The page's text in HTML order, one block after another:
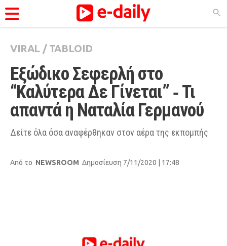
ΚΑΤΗΓΟΡΊΕΣ
Ειδήσεις
Θέματα
Videos
Podcasts
Life
VIRAL / TABLOID
Εξώδικο Σεφερλή στο
“Καλύτερα Δε Γίνεται” ‑ Τι
απαντά η Ναταλία Γερμανού
Δείτε όλα όσα αναφέρθηκαν στον αέρα της εκπομπής
Από το NEWSROOM Δημοσίευση 7/11/2020 | 17:48